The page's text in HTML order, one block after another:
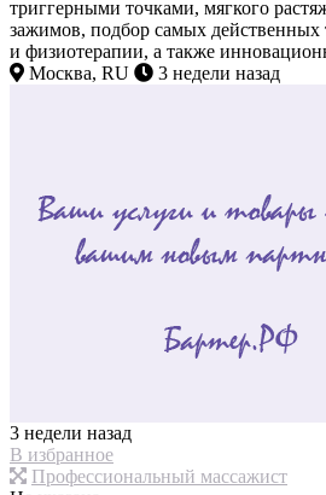
триггерными точками, мягкого
зажимов, подбор самых действенных
и физиотерапии, а также
Москва, RU
3 недели назад
3 недели назад
В избранное
Профессиональный массажист